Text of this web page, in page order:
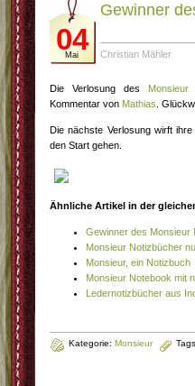
04
Mai
Gewinner
Christian Mähler
Die Verlosung des Monsieur
Kommentar von Mathias .
Die nächste Verlosung wirft
den Start gehen.
Ähnliche Artikel in der
Gewinner des Monsieur
Monsieur Notizbücher
Monsieur, ein Notizbuch
Monsieur Notebook mit
Ledernotizbücher aus
Kategorie: Monsieur